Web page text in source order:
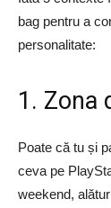
bag pentru a
personalitate:
1. Zona
Poate că tu și
ceva pe
weekend,